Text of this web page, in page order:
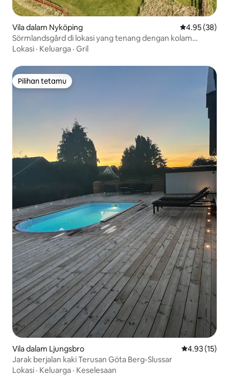
Vila dalam Nyköping Penarafan
4.95 (38)
Sörmlandsgård di lokasi yang tenang dengan kolam
renang. 3 rumah.
Lokasi · Keluarga · Gril
Pilihan tetamu
Pilihan tetamu
Vila dalam Ljungsbro Penarafan
4.93 (15)
Jarak berjalan kaki Terusan Göta Berg-Slussar
Lokasi · Keluarga · Keselesaan